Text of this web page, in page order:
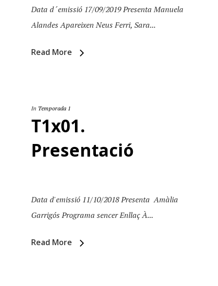
Data d´emissió 17/09/2019 Presenta Manuela
Alandes Apareixen Neus Ferri, Sara...
Read More
In Temporada 1
T1x01.
Presentació
Data d'emissió 11/10/2018 Presenta Amàlia
Garrigós Programa sencer Enllaç À...
Read More